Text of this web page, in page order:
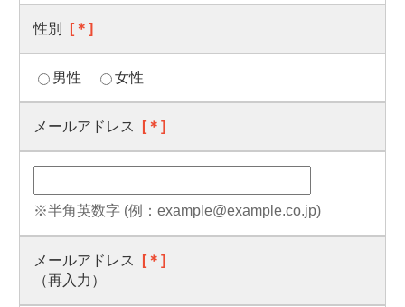
性別 [＊]
男性 女性
メールアドレス [＊]
※半角英数字 (例：example@example.co.jp)
メールアドレス
[＊]
（再入力）